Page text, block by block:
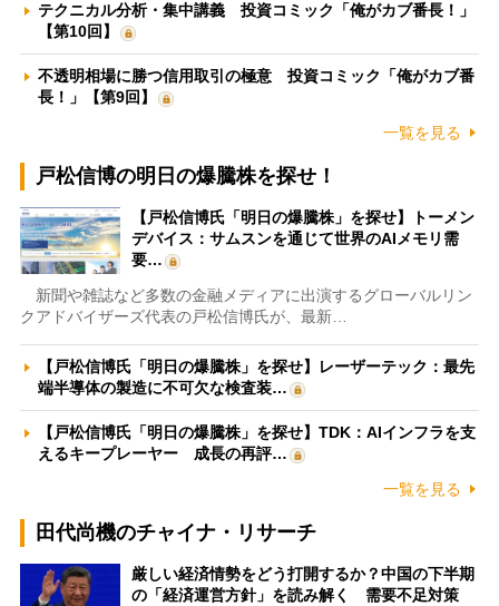
テクニカル分析・集中講義 投資コミック「俺がカブ番長！」
【第10回】
不透明相場に勝つ信用取引の極意 投資コミック「俺がカブ番
長！」【第9回】
一覧を見る
戸松信博の明日の爆騰株を探せ！
【戸松信博氏「明日の爆騰株」を探せ】トーメン
デバイス：サムスンを通じて世界のAIメモリ需
要…
新聞や雑誌など多数の金融メディアに出演するグローバルリン
クアドバイザーズ代表の戸松信博氏が、最新…
【戸松信博氏「明日の爆騰株」を探せ】レーザーテック：最先
端半導体の製造に不可欠な検査装…
【戸松信博氏「明日の爆騰株」を探せ】TDK：AIインフラを支
えるキープレーヤー 成長の再評…
一覧を見る
田代尚機のチャイナ・リサーチ
厳しい経済情勢をどう打開するか？中国の下半期
の「経済運営方針」を読み解く 需要不足対策